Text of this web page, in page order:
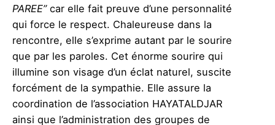
PAREE’’ car elle fait preuve d’une personnalité
qui force le respect. Chaleureuse dans la
rencontre, elle s’exprime autant par le sourire
que par les paroles. Cet énorme sourire qui
illumine son visage d’un éclat naturel, suscite
forcément de la sympathie. Elle assure la
coordination de l’association HAYATALDJAR
ainsi que l’administration des groupes de